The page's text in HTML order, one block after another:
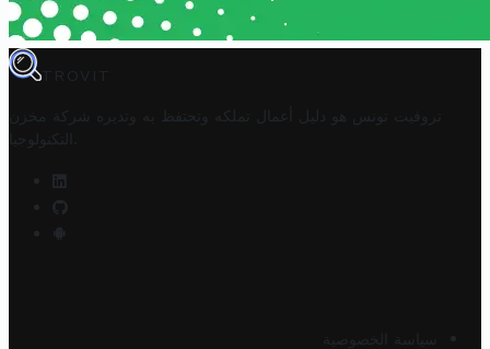
TROVIT
تروفيت تونس هو دليل أعمال تملكه وتحتفظ به وتديره
شركة مخزن
التكنولوجيا
سياسة الخصوصية